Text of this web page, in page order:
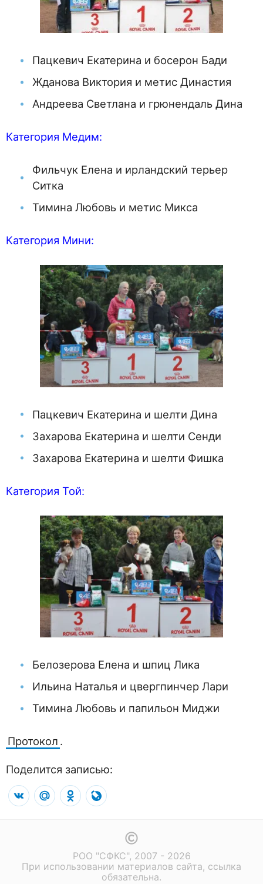
Пацкевич Екатерина и босерон Бади
Жданова Виктория и метис Династия
Андреева Светлана и грюнендаль Дина
Категория Медим:
Фильчук Елена и ирландский терьер
Ситка
Тимина Любовь и метис Микса
Категория Мини:
Пацкевич Екатерина и шелти Дина
Захарова Екатерина и шелти Сенди
Захарова Екатерина и шелти Фишка
Категория Той:
Белозерова Елена и шпиц Лика
Ильина Наталья и цвергпинчер Лари
Тимина Любовь и папильон Миджи
Протокол .
Поделится записью:
VK Mail.RuOdnoklassniki
РОО "СФКС", 2007 - 2026
При использовании материалов сайта, ссылка
обязательна.